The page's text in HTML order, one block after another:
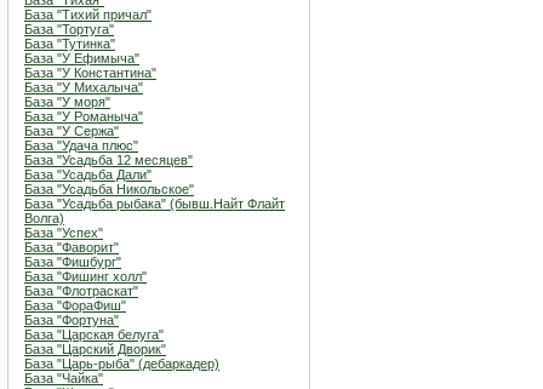
База "Тихий причал"
База "Тортуга"
База "Тутинка"
База "У Ефимыча"
База "У Константина"
База "У Михалыча"
База "У моря"
База "У Романыча"
База "У Сержа"
База "Удача плюс"
База "Усадьба 12 месяцев"
База "Усадьба Дали"
База "Усадьба Никольское"
База "Усадьба рыбака" (бывш.Найт Флайт
Волга)
База "Успех"
База "Фаворит"
База "Фишбург"
База "Фишинг холл"
База "Флотраскат"
База "ФораФиш"
База "Фортуна"
База "Царская белуга"
База "Царский Дворик"
База "Царь-рыба" (дебаркадер)
База "Чайка"